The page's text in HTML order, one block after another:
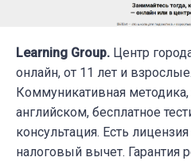
Learning Group. Центр
онлайн, от 11 лет и
Коммуникативная методика,
английском, бесплатное
консультация. Есть
налоговый вычет. Гарантия